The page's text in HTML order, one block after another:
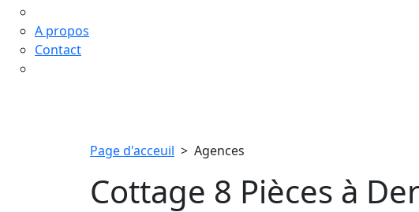
A propos
Contact
Page d'acceuil > Agences
Cottage 8 Pièces à